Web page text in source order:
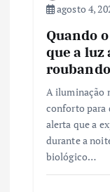
agosto 4,
Quando
que a
A iluminação
conforto para
alerta que a
durante a
biológico…